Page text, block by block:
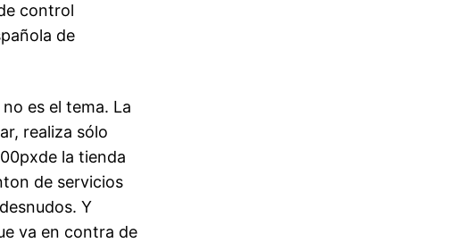
control
de
es el tema. La
realiza sólo
la tienda
de servicios
Y
va en contra de